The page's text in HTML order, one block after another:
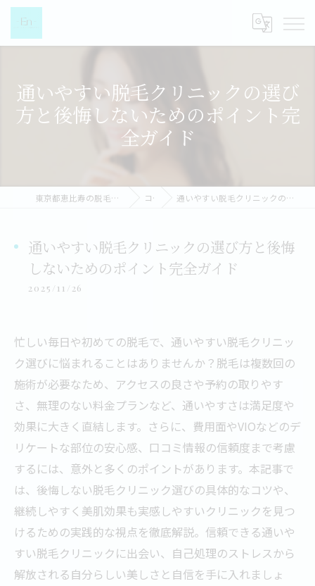
通いやすい脱毛クリニックの選び
方と後悔しないためのポイント完
全ガイド
東京都恵比寿の脱毛なら都度払い脱毛女性専門店-EN- コラム 通いやすい脱毛クリニックの選び方と後悔しないためのポイント完全ガイド
通いやすい脱毛クリニックの選び方と後悔
しないためのポイント完全ガイド
2025/11/26
忙しい毎日や初めての脱毛で、通いやすい脱毛クリニッ
ク選びに悩まれることはありませんか？脱毛は複数回の
施術が必要なため、アクセスの良さや予約の取りやす
さ、無理のない料金プランなど、通いやすさは満足度や
効果に大きく直結します。さらに、費用面やVIOなどのデ
リケートな部位の安心感、口コミ情報の信頼度まで考慮
するには、意外と多くのポイントがあります。本記事で
は、後悔しない脱毛クリニック選びの具体的なコツや、
継続しやすく美肌効果も実感しやすいクリニックを見つ
けるための実践的な視点を徹底解説。信頼できる通いや
すい脱毛クリニックに出会い、自己処理のストレスから
解放される自分らしい美しさと自信を手に入れましょ